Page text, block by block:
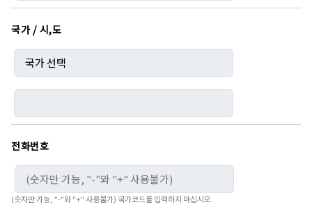
국가 / 시,도
전화번호
(숫자만 가능, "-"와 "+" 사용불가) 국가코드를 입력하지 마십시오.